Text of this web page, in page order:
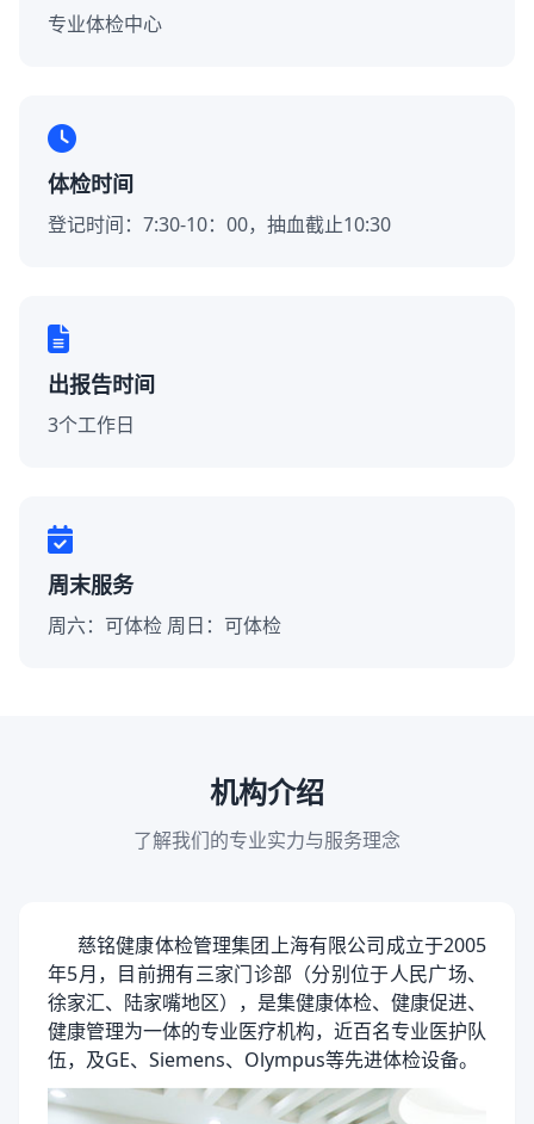
专业体检中心
体检时间
登记时间：7:30-10：00，抽血截止10:30
出报告时间
3个工作日
周末服务
周六：可体检 周日：可体检
机构介绍
了解我们的专业实力与服务理念
慈铭健康体检管理集团上海有限公司成立于2005
年5月，目前拥有三家门诊部（分别位于人民广场、
徐家汇、陆家嘴地区），是集健康体检、健康促进、
健康管理为一体的专业医疗机构，近百名专业医护队
伍，及GE、Siemens、Olympus等先进体检设备。